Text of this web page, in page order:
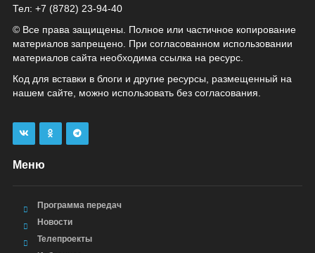
Тел: +7 (8782) 23‑94‑40
© Все права защищены. Полное или частичное копирование
материалов запрещено. При согласованном использовании
материалов сайта необходима ссылка на ресурс.
Код для вставки в блоги и другие ресурсы, размещенный на
нашем сайте, можно использовать без согласования.
Меню
Программа передач
Новости
Телепроекты